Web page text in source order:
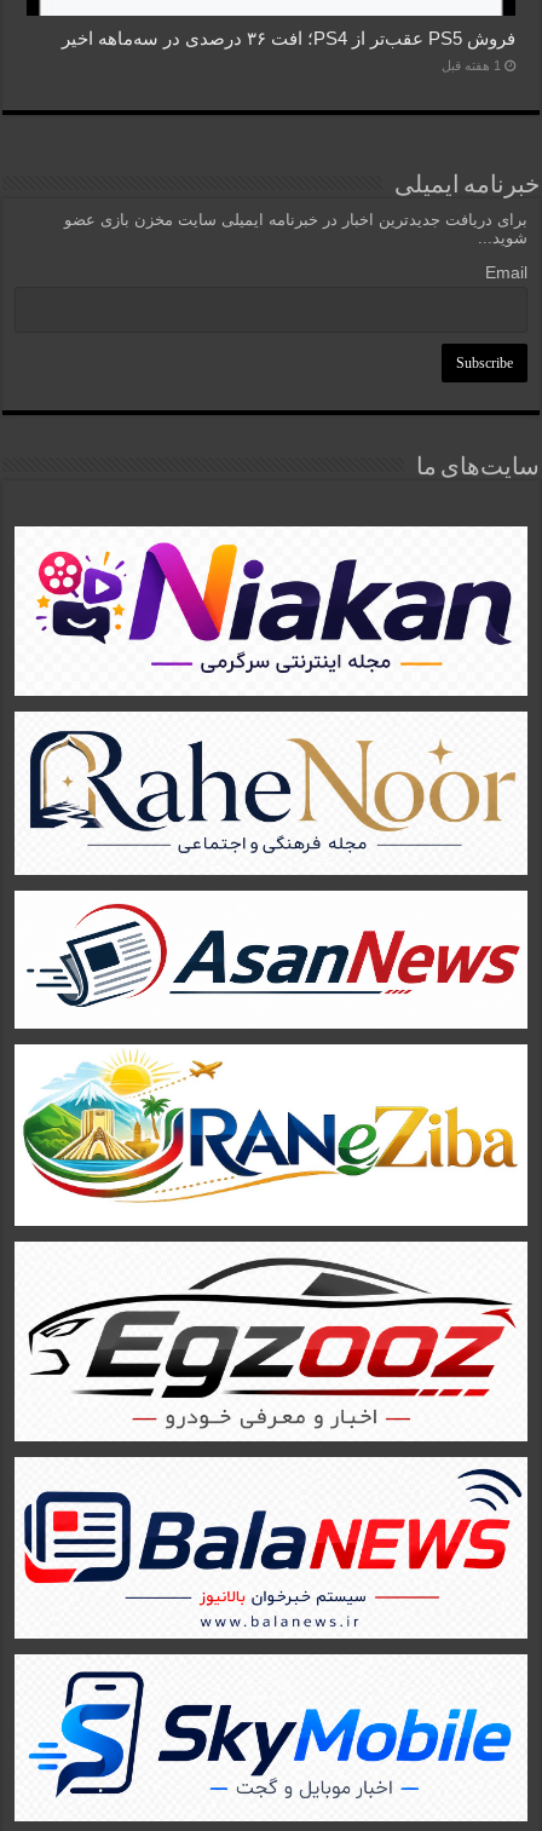
فروش PS5 عقب‌تر از PS4؛ افت ۳۶ درصدی در سه‌ماهه اخیر
1 هفته قبل
خبرنامه ایمیلی
برای دریافت جدیدترین اخبار در خبرنامه ایمیلی سایت مخزن بازی عضو
شوید...
Email
سایت‌های ما